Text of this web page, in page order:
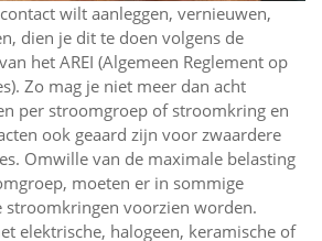
wilt aanleggen, vernieuwen,
dien je dit te doen volgens de
het AREI (Algemeen Reglement op
Zo mag je niet meer dan acht
per stroomgroep of stroomkring en
ook geaard zijn voor zwaardere
Omwille van de maximale belasting
moeten er in sommige
stroomkringen voorzien worden.
elektrische, halogeen, keramische of